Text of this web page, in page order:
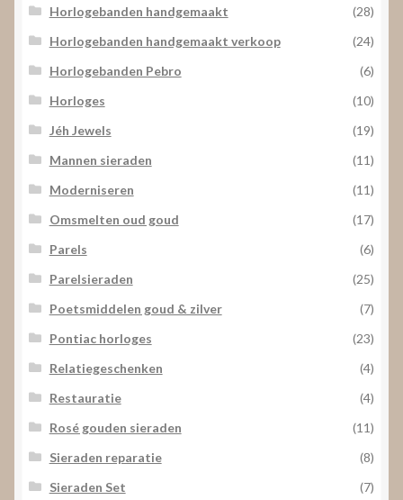
Horlogebanden handgemaakt
(28)
Horlogebanden handgemaakt verkoop
(24)
Horlogebanden Pebro
(6)
Horloges
(10)
Jéh Jewels
(19)
Mannen sieraden
(11)
Moderniseren
(11)
Omsmelten oud goud
(17)
Parels
(6)
Parelsieraden
(25)
Poetsmiddelen goud & zilver
(7)
Pontiac horloges
(23)
Relatiegeschenken
(4)
Restauratie
(4)
Rosé gouden sieraden
(11)
Sieraden reparatie
(8)
Sieraden Set
(7)